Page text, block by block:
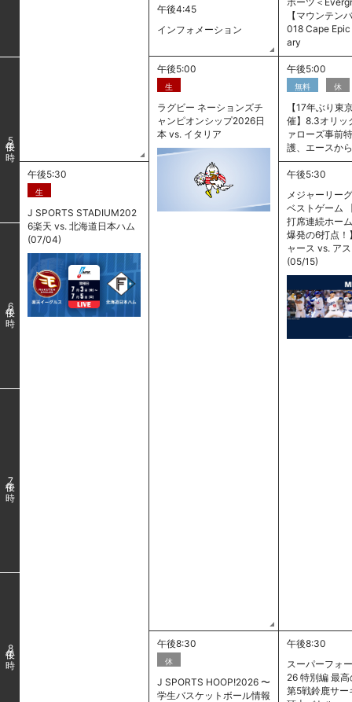
【マウンテン
018 Cape
ary
午後4:45
インフォメーション
5
午後5:00
生
ラグビー ネーションズチ
ャンピオンシップ2026日
本 vs. イタリア
午後5:00
無料 休
【17年ぶり東
催】8.3オリッ
ァローズ事前
護、エースか
午後5:30
生
J SPORTS STADIUM202
6楽天 vs. 北海道日本ハム
(07/04)
午後5:30
メジャーリー
ベストゲーム
打席連続ホー
爆発の6打点！
ャース vs. ア
(05/15)
6
7
8 午後8:30
休
J SPORTS HOOP!2026 〜
学生バスケットボール情報
午後8:30
スーパーフォ
26 特別編 最
第5戦鈴鹿サー